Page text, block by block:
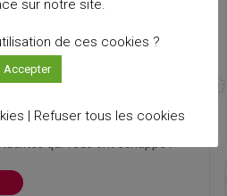
sur notre site.
de ces cookies ?
Accepter
| Refuser tous les cookies